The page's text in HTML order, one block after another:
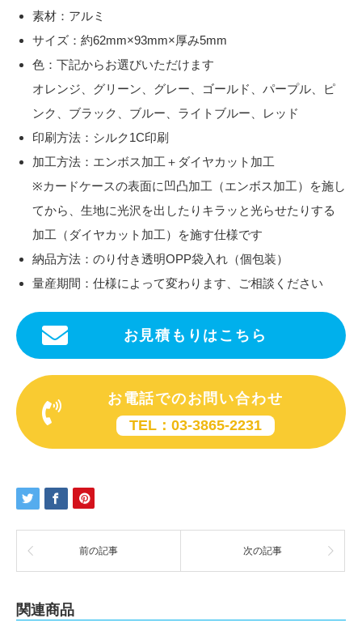
素材：アルミ
サイズ：約62mm×93mm×厚み5mm
色：下記からお選びいただけます
オレンジ、グリーン、グレー、ゴールド、パープル、ピ
ンク、ブラック、ブルー、ライトブルー、レッド
印刷方法：シルク1C印刷
加工方法：エンボス加工＋ダイヤカット加工
※カードケースの表面に凹凸加工（エンボス加工）を施し
てから、生地に光沢を出したりキラッと光らせたりする
加工（ダイヤカット加工）を施す仕様です
納品方法：のり付き透明OPP袋入れ（個包装）
量産期間：仕様によって変わります、ご相談ください
お見積もりはこちら
お電話でのお問い合わせ
TEL：03-3865-2231
前の記事 次の記事
関連商品